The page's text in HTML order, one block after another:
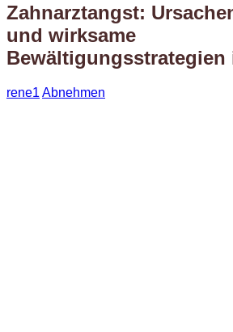
Zahnarztangst:
und wirksame
Bewältigungsstrategien
rene1 Abnehmen